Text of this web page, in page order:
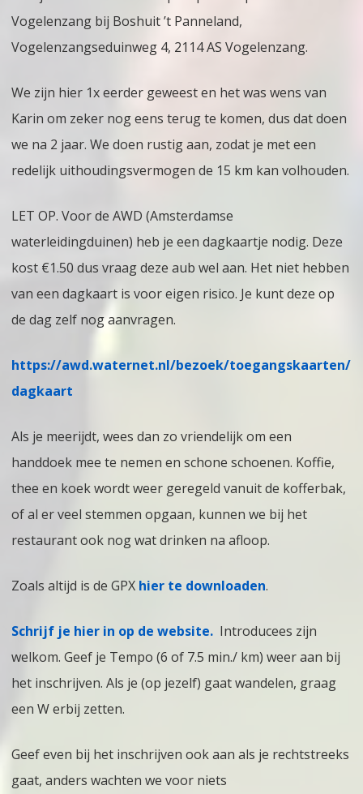
Vogelenzang bij Boshuit ’t Panneland,
Vogelenzangseduinweg 4, 2114 AS Vogelenzang.
We zijn hier 1x eerder geweest en het was wens van
Karin om zeker nog eens terug te komen, dus dat doen
we na 2 jaar. We doen rustig aan, zodat je met een
redelijk uithoudingsvermogen de 15 km kan volhouden.
LET OP. Voor de AWD (Amsterdamse
waterleidingduinen) heb je een dagkaartje nodig. Deze
kost €1.50 dus vraag deze aub wel aan. Het niet hebben
van een dagkaart is voor eigen risico. Je kunt deze op
de dag zelf nog aanvragen.
https://awd.waternet.nl/bezoek/toegangskaarten/
dagkaart
Als je meerijdt, wees dan zo vriendelijk om een
handdoek mee te nemen en schone schoenen. Koffie,
thee en koek wordt weer geregeld vanuit de kofferbak,
of al er veel stemmen opgaan, kunnen we bij het
restaurant ook nog wat drinken na afloop.
Zoals altijd is de GPX hier te downloaden.
Schrijf je hier in op de website. Introducees zijn
welkom. Geef je Tempo (6 of 7.5 min./ km) weer aan bij
het inschrijven. Als je (op jezelf) gaat wandelen, graag
een W erbij zetten.
Geef even bij het inschrijven ook aan als je rechtstreeks
gaat, anders wachten we voor niets